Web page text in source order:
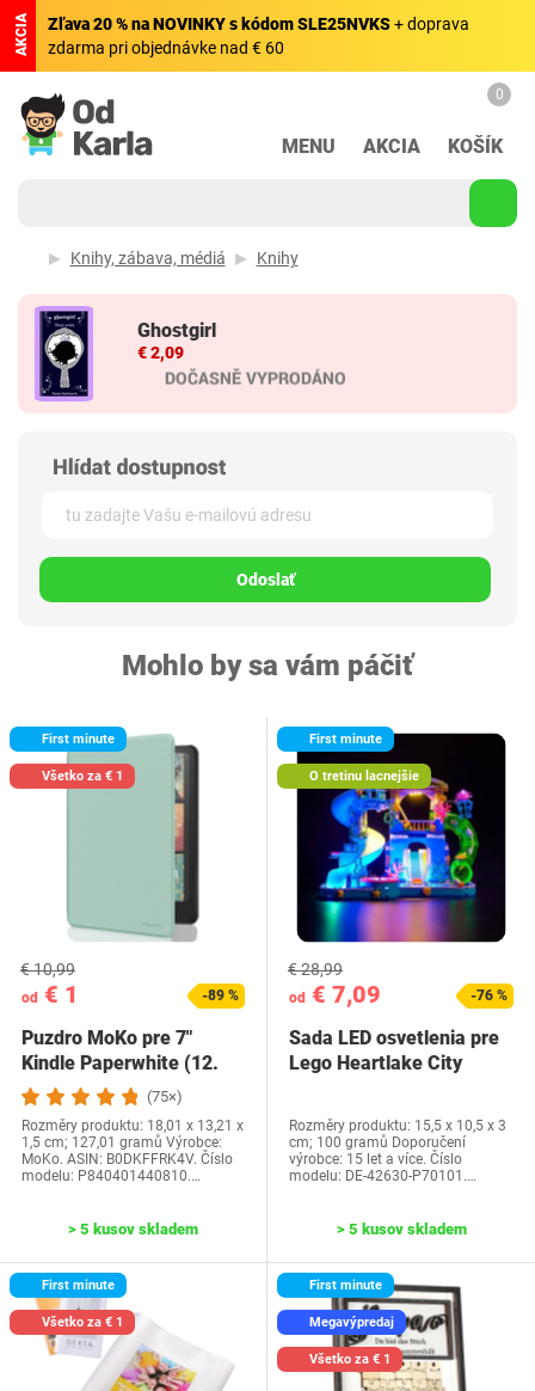
AKCIA Zľava 20 % na NOVINKY s kódom SLE25NVKS+ doprava
zdarma pri objednávke nad € 60
MENU AKCIA
0
KOŠÍK
Knihy, zábava, médiá Knihy
Ghostgirl
€ 2,09
Odoslať
Mohlo by sa vám páčiť
First minute
Všetko za € 1
od € 1
€ 10,99
-89 %
Puzdro MoKo pre 7"
Kindle Paperwhite (12.
generácia-2024) a…
(75×)
Rozměry produktu: 18,01 x 13,21 x
1,5 cm; 127,01 gramů Výrobce:
MoKo. ASIN: B0DKFFRK4V. Číslo
modelu: P840401440810.…
> 5 kusov skladem
First minute
O tretinu lacnejšie
od € 7,09
€ 28,99
-76 %
Sada LED osvetlenia pre
Lego Heartlake City
Rozměry produktu: 15,5 x 10,5 x 3
cm; 100 gramů Doporučení
výrobce: 15 let a více. Číslo
modelu: DE-42630-P70101.…
> 5 kusov skladem
First minute
Všetko za € 1
First minute
Megavýpredaj
Všetko za € 1